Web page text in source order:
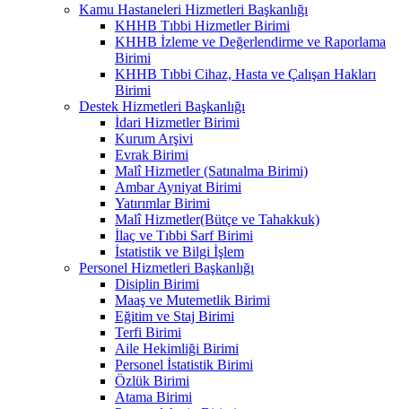
Kamu Hastaneleri Hizmetleri Başkanlığı
KHHB Tıbbi Hizmetler Birimi
KHHB İzleme ve Değerlendirme ve Raporlama
Birimi
KHHB Tıbbi Cihaz, Hasta ve Çalışan Hakları
Birimi
Destek Hizmetleri Başkanlığı
İdari Hizmetler Birimi
Kurum Arşivi
Evrak Birimi
Malî Hizmetler (Satınalma Birimi)
Ambar Ayniyat Birimi
Yatırımlar Birimi
Malî Hizmetler(Bütçe ve Tahakkuk)
İlaç ve Tıbbi Sarf Birimi
İstatistik ve Bilgi İşlem
Personel Hizmetleri Başkanlığı
Disiplin Birimi
Maaş ve Mutemetlik Birimi
Eğitim ve Staj Birimi
Terfi Birimi
Aile Hekimliği Birimi
Personel İstatistik Birimi
Özlük Birimi
Atama Birimi